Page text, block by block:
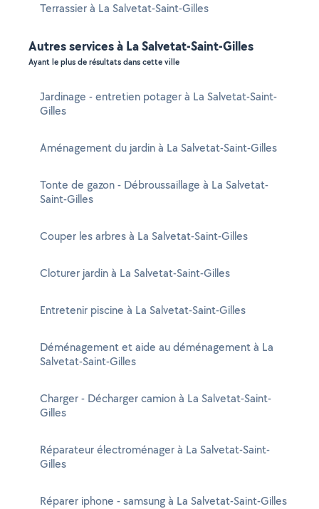
Terrassier à La Salvetat-Saint-Gilles
Autres services à La Salvetat-Saint-Gilles
Ayant le plus de résultats dans cette ville
Jardinage - entretien potager à La Salvetat-Saint-
Gilles
Aménagement du jardin à La Salvetat-Saint-Gilles
Tonte de gazon - Débroussaillage à La Salvetat-
Saint-Gilles
Couper les arbres à La Salvetat-Saint-Gilles
Cloturer jardin à La Salvetat-Saint-Gilles
Entretenir piscine à La Salvetat-Saint-Gilles
Déménagement et aide au déménagement à La
Salvetat-Saint-Gilles
Charger - Décharger camion à La Salvetat-Saint-
Gilles
Réparateur électroménager à La Salvetat-Saint-
Gilles
Réparer iphone - samsung à La Salvetat-Saint-Gilles